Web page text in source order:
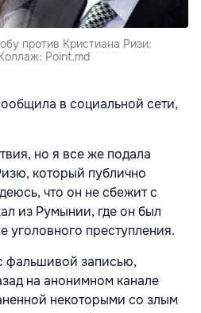
против Кристиана Ризи:
Point.md
в социальной сети,
но я все же подала
который публично
что он не сбежит с
из Румынии, где он был
уголовного преступления.
фальшивой записью,
на анонимном канале
некоторыми со злым